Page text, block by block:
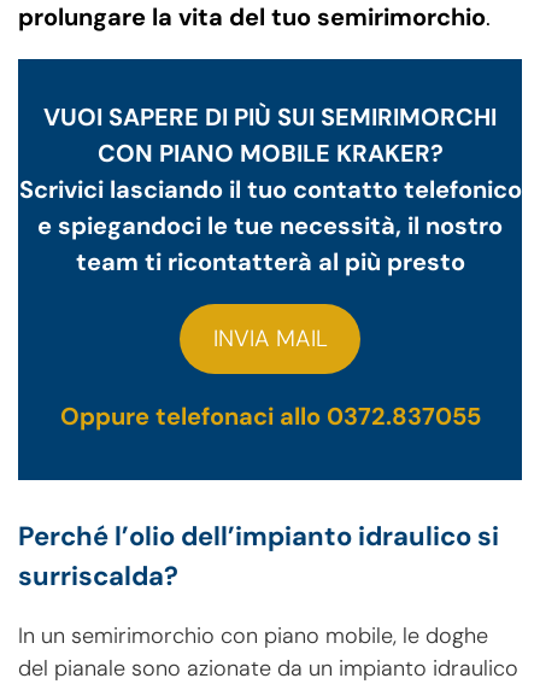
prolungare la vita del tuo semirimorchio.
VUOI SAPERE DI PIÙ SUI SEMIRIMORCHI
CON PIANO MOBILE KRAKER?
Scrivici lasciando il tuo contatto telefonico
e spiegandoci le tue necessità, il nostro
team ti ricontatterà al più presto
INVIA MAIL
Oppure telefonaci allo 0372.837055
Perché l’olio dell’impianto idraulico si
surriscalda?
In un semirimorchio con piano mobile, le doghe
del pianale sono azionate da un impianto idraulico